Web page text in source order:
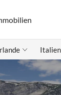
Italien